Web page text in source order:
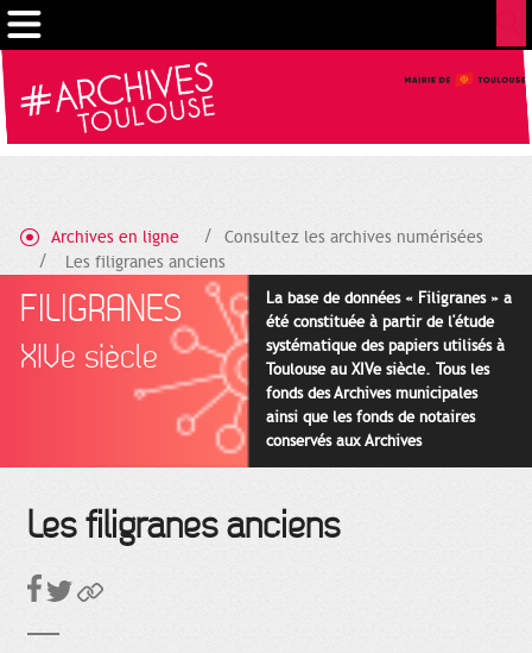
Archives en ligne
Consultez les archives numérisées
Les filigranes anciens
FILIGRANES
XIVe siècle
La base de données « Filigranes » a
été constituée à partir de l'étude
systématique des papiers utilisés à
Toulouse au XIVe siècle. Tous les
fonds des Archives municipales
ainsi que les fonds de notaires
conservés aux Archives
départementales pour cette
Les filigranes anciens
Gestion de vos préférences sur les cookies